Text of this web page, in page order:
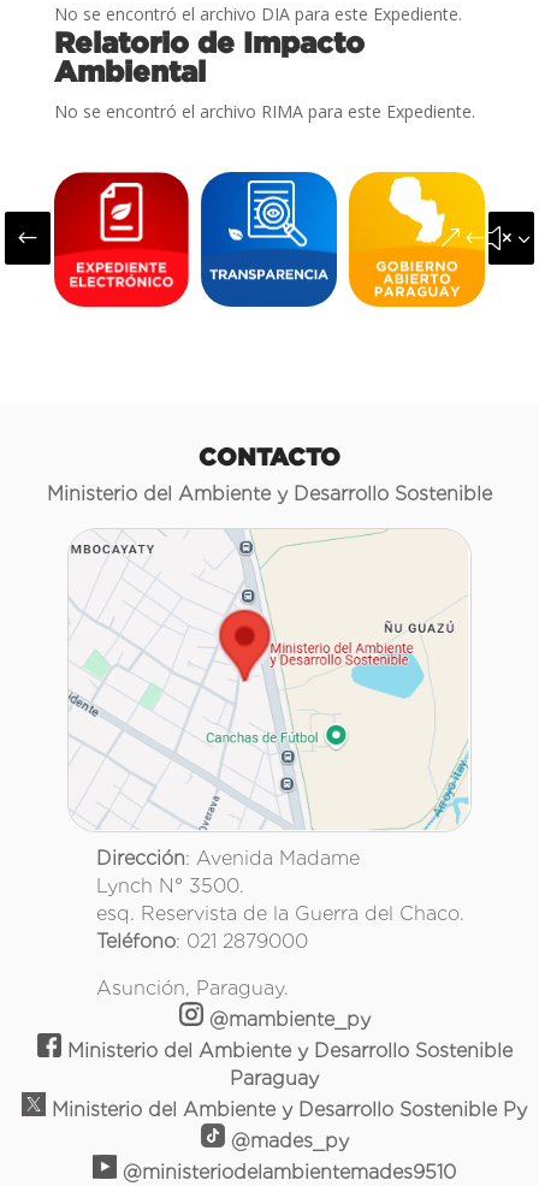
No se encontró el archivo DIA para este Expediente.
Relatorio de Impacto
Ambiental
No se encontró el archivo RIMA para este Expediente.
#
CONTACTO
Ministerio del Ambiente y Desarrollo Sostenible
Dirección: Avenida Madame
Lynch N° 3500.
esq. Reservista de la Guerra del Chaco.
Teléfono: 021 2879000
Asunción, Paraguay.
@mambiente_py
Ministerio del Ambiente y Desarrollo Sostenible
Paraguay
Ministerio del Ambiente y Desarrollo Sostenible Py
@mades_py
@ministeriodelambientemades9510